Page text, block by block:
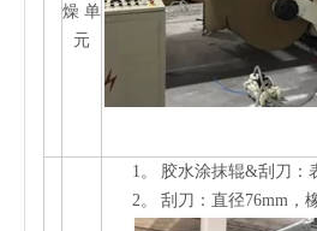
燥 单
元
1。
胶水涂抹辊&刮刀：
2。
刮刀：直径76mm，